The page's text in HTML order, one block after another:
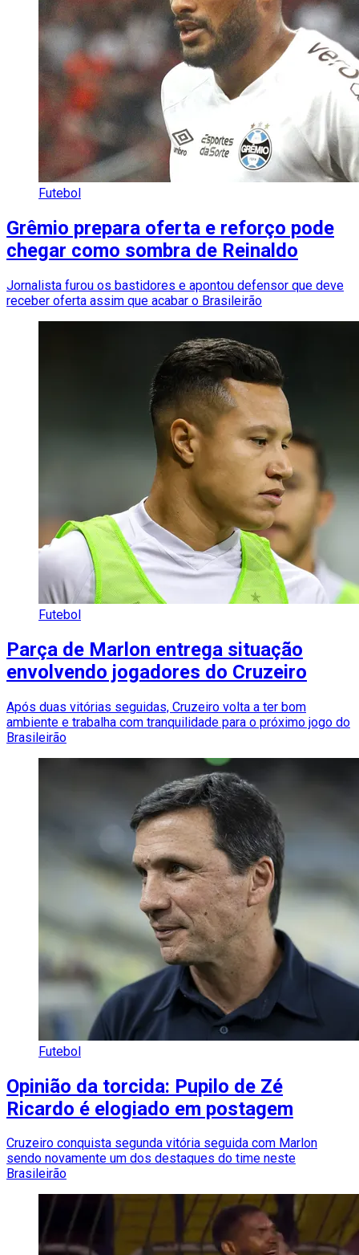
Futebol
Grêmio prepara oferta e reforço pode
chegar como sombra de Reinaldo
Jornalista furou os bastidores e apontou defensor que deve
receber oferta assim que acabar o Brasileirão
Futebol
Parça de Marlon entrega situação
envolvendo jogadores do Cruzeiro
Após duas vitórias seguidas, Cruzeiro volta a ter bom
ambiente e trabalha com tranquilidade para o próximo jogo do
Brasileirão
Futebol
Opinião da torcida: Pupilo de Zé
Ricardo é elogiado em postagem
Cruzeiro conquista segunda vitória seguida com Marlon
sendo novamente um dos destaques do time neste
Brasileirão